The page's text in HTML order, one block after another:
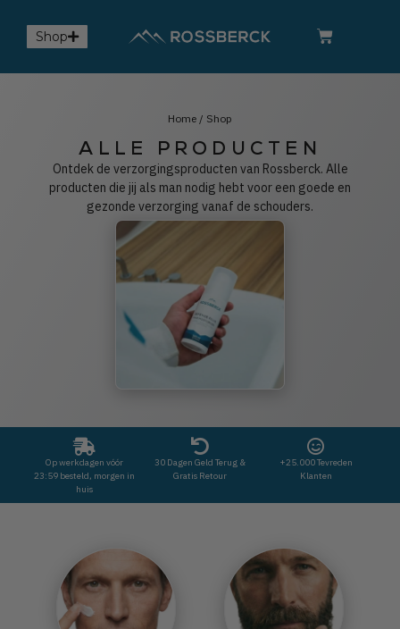
Shop
Home / Shop
ALLE PRODUCTEN
Ontdek de verzorgingsproducten van Rossberck. Alle
producten die jij als man nodig hebt voor een goede en
gezonde verzorging vanaf de schouders.
Op werkdagen vóór
23:59 besteld, morgen in
huis
30 Dagen Geld Terug &
Gratis Retour
+25.000 Tevreden
Klanten